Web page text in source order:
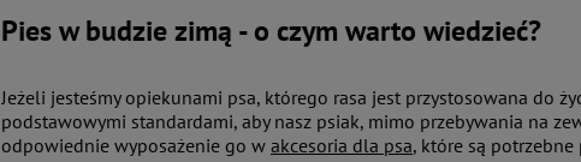
Pies w budzie zimą - o czym warto wiedzieć?
Jeżeli jesteśmy opiekunami psa, którego rasa jest przystosowana do
podstawowymi standardami, aby nasz psiak, mimo przebywania na
odpowiednie wyposażenie go w akcesoria dla psa, które są